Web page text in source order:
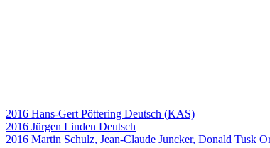
2016 Hans-Gert Pöttering Deutsch (KAS)
2016 Jürgen Linden Deutsch
2016 Martin Schulz, Jean-Claude Juncker, Donald Tusk